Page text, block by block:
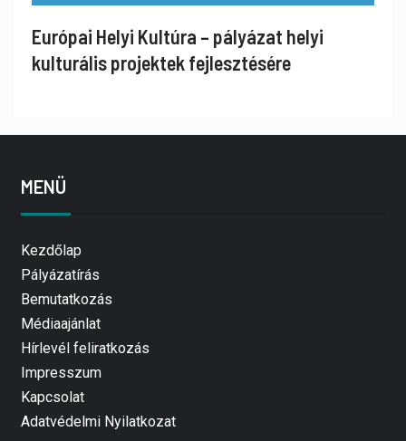
Európai Helyi Kultúra – pályázat helyi
kulturális projektek fejlesztésére
MENÜ
Kezdőlap
Pályázatírás
Bemutatkozás
Médiaajánlat
Hírlevél feliratkozás
Impresszum
Kapcsolat
Adatvédelmi Nyilatkozat